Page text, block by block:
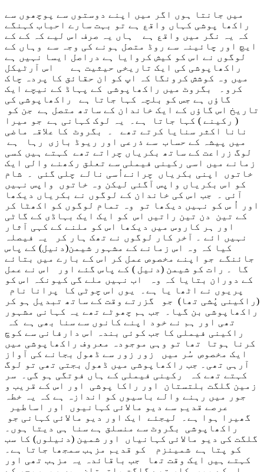
میں جانتا ہوں اگر میں اپنے دوستوں سے پوچھوں سے
راکھا پوشی کہاں واقع ہے تو بہت سارے احباب کہنگے
کہ یہ نگر میں واقع ہے ہاں یہ صرف اس لیے کہ کے کے
ایچ اور چائینہ سے روڈ متصل ہونے کی وجہ سے وہاں کے
لوگوں نے اس کو کیش کروایا ہے دراصل ایسا نہیں ہے
راکھاپوشی کی ایک تاریخی حیثیت ہے اس آرٹیکل
میں وہ کوشش کرونگا کہ اپ کو ان حقائق کا پردہ چاک
کرو۔ بگروٹ میں راکھاپوشی کے پہاڈ کے نیچے ایک
گاؤں ہے جس کو بلچہ کہا جاتا ہے راکھاپوشی کی
تاریخ اس گاؤں کے ایک خاندان کے ساتھ متصل ہے جن کو
( رکینے ) کہا جاتا ہے۔ یہ لوک کہانی ہے جو میرا
نانا اکثر سنایا کرتے تھے ۔ بگروٹ کا علاقہ ماضی
میں پیشہ کے حساب سے ذرعی اور ریوڈ بازی رہا ہے
لوگ زراعت کے ساتھ بکریاں چراتے تھے کہتے ہیں کسی
زمانے میں اسی رکینی فیملی سے تعلق رکھنے والی ایک
خاتوں اپنی بکریاں چرانےاُسی نالے چلی گئی ۔ شام
کو اس بکریاں واپس آگئی لیکن وہ خاتوں واپس نہیں
آئی ۔ جب اس کی خاندان کے لوگوں نے بکریاں دیکھا
اور اُ س کو نہیں دیکھا تو وہ تمام لوگوں کو اکھٹا کر
کے تین دن تین راتیں اس کو ایک ایک بہاڈی کے گاٹی
اور ہر کاروس میں دیکھا اس کو ملنے کے کہی آثار
نہیں ائے ۔ آخر کار لوگوں نے تھک ہار کر یہ فیصلہ
کیا کہ وہ اس زمانے کے مشہور شیمن(دنیل) کے پاس
جائنگے جو اپنے مخصوص عمل کر اس کے بارے میں بتائے
گا ۔ رات کو شیمن (دنیل ) کے پاس گئے اور اس نے عمل
کے دوران بتایا کہ وہ اب نہیں ملے گی کیونکہ اس کو
پریوں نے اٹھا یا ہے۔ یوں اس چوٹی کا پرانا نام
(راکینی پُشی تھا) جو گزرتے وقت کے ساتھ تبدیل ہو کر
راکھاپوشی بن گیا۔ جب ہم چھوٹے تھے یہ کہانی مشہور
تھی اور ہم نے خود اپنے کانوں سے سنا بھی ہے کہ
راکینی فیملی کا جب کوئی بندہ اس دارفانی سے کوچ
کرنا ہوتا تھا تو وہی موجودہ معروف راکھاپوشی میں
ایک مخصوص سُر میں زور زور سے ڈھول بجانے کی آواز
آرہی تھی۔ جب راکھاپوشی میں ڈھول بجتی تھی تو لوگ
کہتے تھے کہ رکینی فیملی کے ہاں فوتگی ہو گی۔ سر
زمین گلگت بلتستان اور راکا پوشی اور اس کے قریب و
جور میں رہنے والے باسیوں کو اندازہ ہے کہ یہ خطہ
عرصے قدیم سے دیو مالائی کہانیوں اور اساطیر
گھیرا ہوا ہے۔ لیجئے ایک اور دیو مالائی کہانی جو
راکھاپوشی بگروٹ سے منسلق ہے سنا ہی دیتا ہوں۔
گلگت کی دیو مالائی کہانیاں اور شمین (دنیلوں) کا سب
کو پتا ہے شمینزم کو قدیم مزہب سمجھا جاتا ہے۔
کہتے ہیں ایک وقت تھا جب باقائدہ یہ مزہب تھی اور